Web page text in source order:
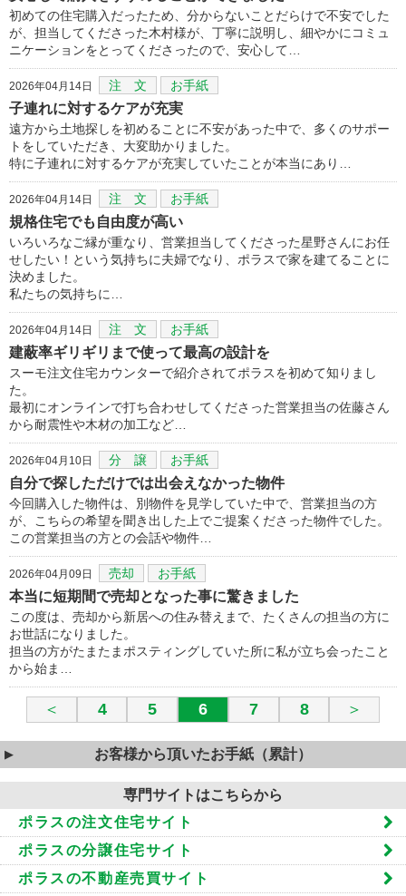
初めての住宅購入だったため、分からないことだらけで不安でした
が、担当してくださった木村様が、丁寧に説明し、細やかにコミュ
ニケーションをとってくださったので、安心して…
2026年04月14日 注 文 お手紙
子連れに対するケアが充実
遠方から土地探しを初めることに不安があった中で、多くのサポー
トをしていただき、大変助かりました。
特に子連れに対するケアが充実していたことが本当にあり…
2026年04月14日 注 文 お手紙
規格住宅でも自由度が高い
いろいろなご縁が重なり、営業担当してくださった星野さんにお任
せしたい！という気持ちに夫婦でなり、ポラスで家を建てることに
決めました。
私たちの気持ちに…
2026年04月14日 注 文 お手紙
建蔽率ギリギリまで使って最高の設計を
スーモ注文住宅カウンターで紹介されてポラスを初めて知りまし
た。
最初にオンラインで打ち合わせしてくださった営業担当の佐藤さん
から耐震性や木材の加工など…
2026年04月10日 分 譲 お手紙
自分で探しただけでは出会えなかった物件
今回購入した物件は、別物件を見学していた中で、営業担当の方
が、こちらの希望を聞き出した上でご提案くださった物件でした。
この営業担当の方との会話や物件…
2026年04月09日 売却 お手紙
本当に短期間で売却となった事に驚きました
この度は、売却から新居への住み替えまで、たくさんの担当の方に
お世話になりました。
担当の方がたまたまポスティングしていた所に私が立ち会ったこと
から始ま…
＜ 4 5 6 7 8 ＞
お客様から頂いたお手紙（累計）
専門サイトはこちらから
ポラスの注文住宅サイト
ポラスの分譲住宅サイト
ポラスの不動産売買サイト